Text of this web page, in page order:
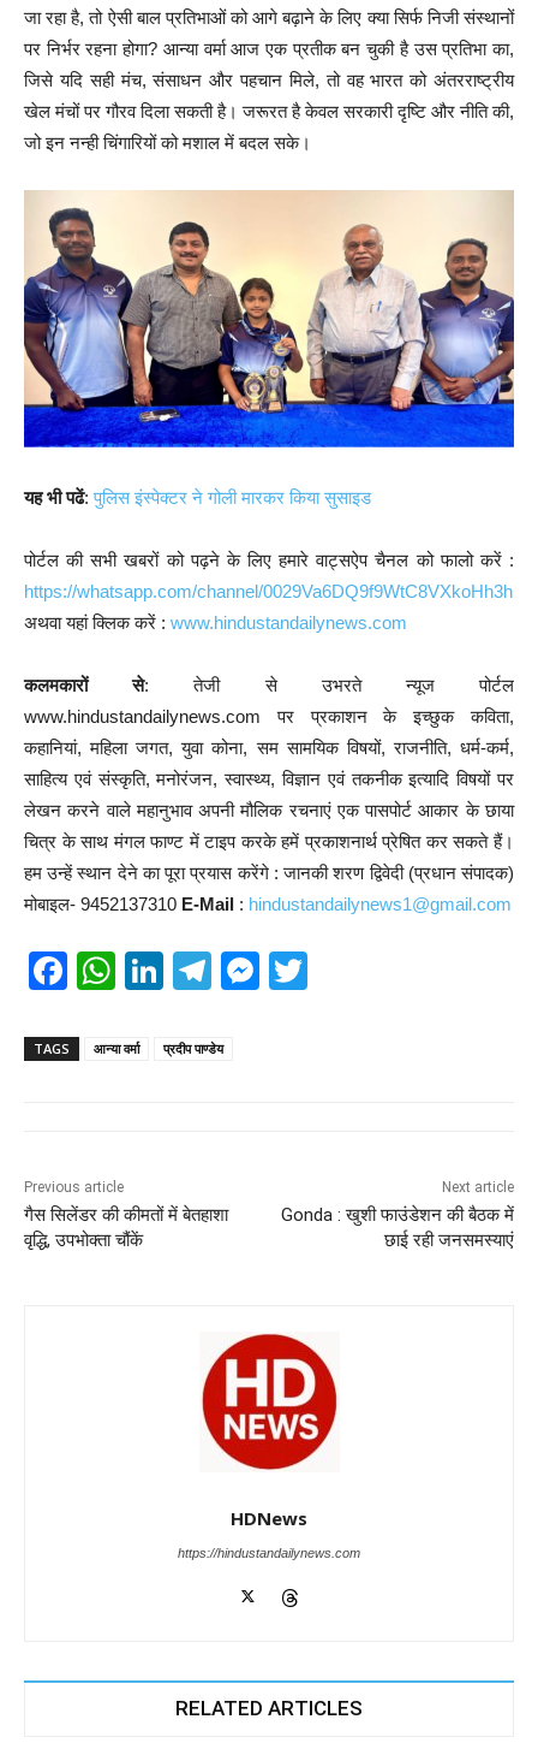
जा रहा है, तो ऐसी बाल प्रतिभाओं को आगे बढ़ाने के लिए क्या सिर्फ निजी संस्थानों
पर निर्भर रहना होगा? आन्या वर्मा आज एक प्रतीक बन चुकी है उस प्रतिभा का,
जिसे यदि सही मंच, संसाधन और पहचान मिले, तो वह भारत को अंतरराष्ट्रीय
खेल मंचों पर गौरव दिला सकती है। जरूरत है केवल सरकारी दृष्टि और नीति की,
जो इन नन्ही चिंगारियों को मशाल में बदल सके।
यह भी पढें:पुलिस इंस्पेक्टर ने गोली मारकर किया सुसाइड
पोर्टल की सभी खबरों को पढ़ने के लिए हमारे वाट्सऐप चैनल को फालो करें :
https://whatsapp.com/channel/0029Va6DQ9f9WtC8VXkoHh3h
अथवा यहां क्लिक करें : www.hindustandailynews.com
कलमकारों से: तेजी से उभरते न्यूज पोर्टल
www.hindustandailynews.com पर प्रकाशन के इच्छुक कविता,
कहानियां, महिला जगत, युवा कोना, सम सामयिक विषयों, राजनीति, धर्म-कर्म,
साहित्य एवं संस्कृति, मनोरंजन, स्वास्थ्य, विज्ञान एवं तकनीक इत्यादि विषयों पर
लेखन करने वाले महानुभाव अपनी मौलिक रचनाएं एक पासपोर्ट आकार के छाया
चित्र के साथ मंगल फाण्ट में टाइप करके हमें प्रकाशनार्थ प्रेषित कर सकते हैं।
हम उन्हें स्थान देने का पूरा प्रयास करेंगे : जानकी शरण द्विवेदी (प्रधान संपादक)
मोबाइल- 9452137310 E-Mail : hindustandailynews1@gmail.com
F
c
o
k
W
at
p
Li
k
T
e
M
er
TAGS आन्या वर्मा प्रदीप पाण्डेय
Previous article
गैस सिलेंडर की कीमतों में बेतहाशा
वृद्धि, उपभोक्ता चौंकें
Next article
Gonda : खुशी फाउंडेशन की बैठक में
छाई रही जनसमस्याएं
HDNews
https://hindustandailynews.com
RELATED ARTICLES